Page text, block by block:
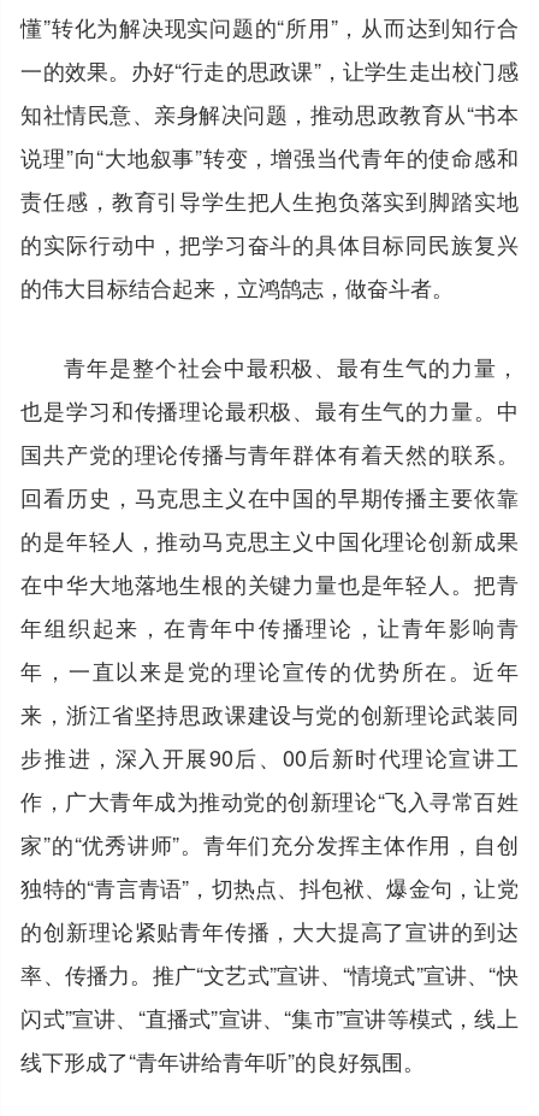
懂”转化为解决现实问题的“所用”，从而达到知行合
一的效果。办好“行走的思政课”，让学生走出校门感
知社情民意、亲身解决问题，推动思政教育从“书本
说理”向“大地叙事”转变，增强当代青年的使命感和
责任感，教育引导学生把人生抱负落实到脚踏实地
的实际行动中，把学习奋斗的具体目标同民族复兴
的伟大目标结合起来，立鸿鹄志，做奋斗者。
青年是整个社会中最积极、最有生气的力量，
也是学习和传播理论最积极、最有生气的力量。中
国共产党的理论传播与青年群体有着天然的联系。
回看历史，马克思主义在中国的早期传播主要依靠
的是年轻人，推动马克思主义中国化理论创新成果
在中华大地落地生根的关键力量也是年轻人。把青
年组织起来，在青年中传播理论，让青年影响青
年，一直以来是党的理论宣传的优势所在。近年
来，浙江省坚持思政课建设与党的创新理论武装同
步推进，深入开展90后、00后新时代理论宣讲工
作，广大青年成为推动党的创新理论“飞入寻常百姓
家”的“优秀讲师”。青年们充分发挥主体作用，自创
独特的“青言青语”，切热点、抖包袱、爆金句，让党
的创新理论紧贴青年传播，大大提高了宣讲的到达
率、传播力。推广“文艺式”宣讲、“情境式”宣讲、“快
闪式”宣讲、“直播式”宣讲、“集市”宣讲等模式，线上
线下形成了“青年讲给青年听”的良好氛围。